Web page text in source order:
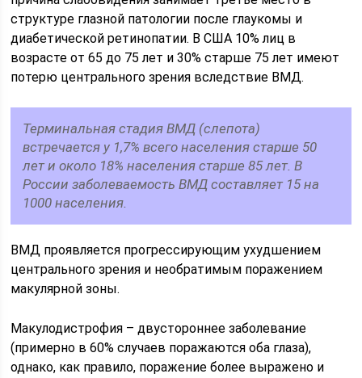
структуре глазной патологии после глаукомы и
диабетической ретинопатии. В США 10% лиц в
возрасте от 65 до 75 лет и 30% старше 75 лет имеют
потерю центрального зрения вследствие ВМД.
Терминальная стадия ВМД (слепота)
встречается у 1,7% всего населения старше 50
лет и около 18% населения старше 85 лет. В
России заболеваемость ВМД составляет 15 на
1000 населения.
ВМД проявляется прогрессирующим ухудшением
центрального зрения и необратимым поражением
макулярной зоны.
Макулодистрофия – двустороннее заболевание
(примерно в 60% случаев поражаются оба глаза),
однако, как правило, поражение более выражено и